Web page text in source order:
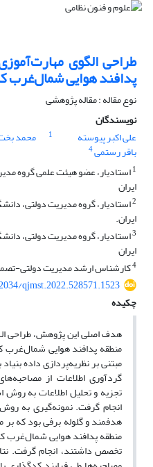
طراحی الگوی
پدافند هوایی شمال‌غرب
نوع مقاله : مقاله پژوهشی
نویسندگان
علی اکبر پیوسته
1 محمد
باقر رستمی4
1استادیار، عضو هیئت علمی گروه
ایران
2استادیار، گروه مدیریت دولتی،
ایران.
3استادیار، گروه مدیریت دولتی،
ایران
4کارشناس ارشد مدیریت دولتی-
qjmst.2022.528571.1523
چکیده
هدف اصلی این پژوهش، طراحی
منطقه پدافند هوایی شمال‌غرب
مبتنی بر نظریه­‌پردازی داده‌
گردآوری اطلاعات از
تجزیه و تحلیل اطلاعات به روش
انجام گرفت. نمونه‌­گیری به
هدفمند و گلوله برفی بود که بر
منطقه پدافند هوایی شمال‌غرب
تخصص داشتند، انجام گرفت.